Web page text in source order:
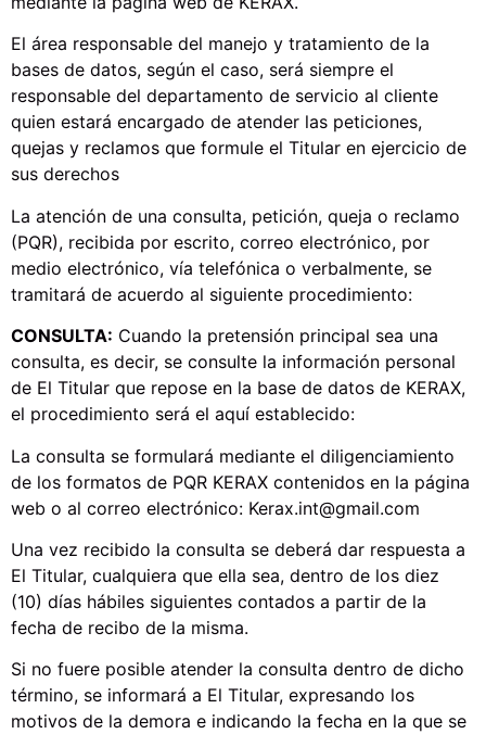
El área responsable del manejo y tratamiento de la
bases de datos, según el caso, será siempre el
responsable del departamento de servicio al cliente
quien estará encargado de atender las peticiones,
quejas y reclamos que formule el Titular en ejercicio de
sus derechos
La atención de una consulta, petición, queja o reclamo
(PQR), recibida por escrito, correo electrónico, por
medio electrónico, vía telefónica o verbalmente, se
tramitará de acuerdo al siguiente procedimiento:
CONSULTA: Cuando la pretensión principal sea una
consulta, es decir, se consulte la información personal
de El Titular que repose en la base de datos de KERAX,
el procedimiento será el aquí establecido:
La consulta se formulará mediante el diligenciamiento
de los formatos de PQR KERAX contenidos en la página
web o al correo electrónico: Kerax.int@gmail.com
Una vez recibido la consulta se deberá dar respuesta a
El Titular, cualquiera que ella sea, dentro de los diez
(10) días hábiles siguientes contados a partir de la
fecha de recibo de la misma.
Si no fuere posible atender la consulta dentro de dicho
término, se informará a El Titular, expresando los
motivos de la demora e indicando la fecha en la que se